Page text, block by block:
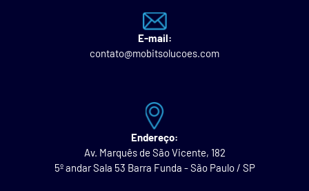
E-mail:
contato@mobitsolucoes.com
Endereço:
Av. Marquês de São Vicente, 182
5º andar Sala 53 Barra Funda - São Paulo / SP